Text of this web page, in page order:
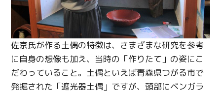
佐京氏が作る土偶の特徴は、さまざまな研究を参考
に自身の想像も加え、当時の「作りたて」の姿にこ
だわっていること。土偶といえば青森県つがる市で
発掘された「遮光器土偶」ですが、頭部にベンガラ